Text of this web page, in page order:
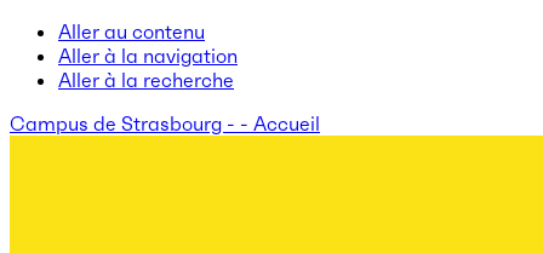
Aller au contenu
Aller à la navigation
Aller à la recherche
Campus de Strasbourg - - Accueil